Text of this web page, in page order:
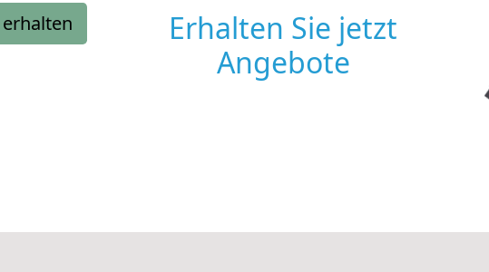
Erhalten Sie jetzt
Angebote